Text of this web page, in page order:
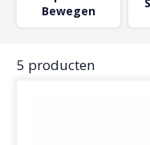
Bewegen
5 producten